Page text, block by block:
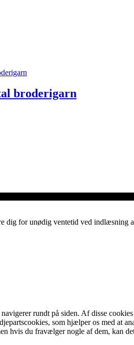
broderigarn
dig for unødig ventetid ved
rundt på siden. Af disse
som hjælper os med at
hvis du fravælger nogle af dem, kan